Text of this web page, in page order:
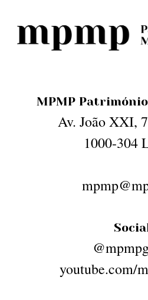
MPMP
Av. João XXI,
1000-304
youtube.com/